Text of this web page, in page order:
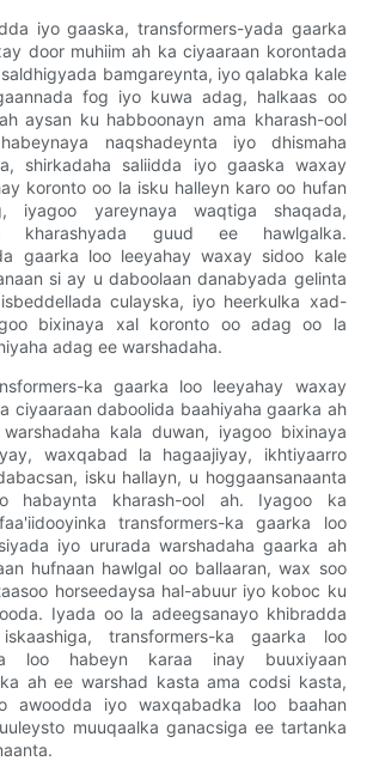
iyo gaaska, transformers-yada gaarka
door muhiim ah ka ciyaaraan korontada
bamgareynta, iyo qalabka kale
fog iyo kuwa adag, halkaas oo
aysan ku habboonayn ama kharash-ool
naqshadeynta iyo dhismaha
shirkadaha saliidda iyo gaaska waxay
koronto oo la isku halleyn karo oo hufan
iyagoo yareynaya waqtiga shaqada,
kharashyada guud ee hawlgalka.
gaarka loo leeyahay waxay sidoo kale
si ay u daboolaan danabyada gelinta
culayska, iyo heerkulka xad-
bixinaya xal koronto oo adag oo la
adag ee warshadaha.
ka gaarka loo leeyahay waxay
ciyaaraan daboolida baahiyaha gaarka ah
kala duwan, iyagoo bixinaya
waxqabad la hagaajiyay, ikhtiyaarro
isku hallayn, u hoggaansanaanta
habaynta kharash-ool ah. Iyagoo ka
transformers-ka gaarka loo
iyo ururada warshadaha gaarka ah
hufnaan hawlgal oo ballaaran, wax soo
horseedaysa hal-abuur iyo koboc ku
Iyada oo la adeegsanayo khibradda
transformers-ka gaarka loo
loo habeyn karaa inay buuxiyaan
ah ee warshad kasta ama codsi kasta,
awoodda iyo waxqabadka loo baahan
muuqaalka ganacsiga ee tartanka